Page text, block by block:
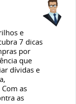
e
7 dicas
por
que
dívidas e
as
as